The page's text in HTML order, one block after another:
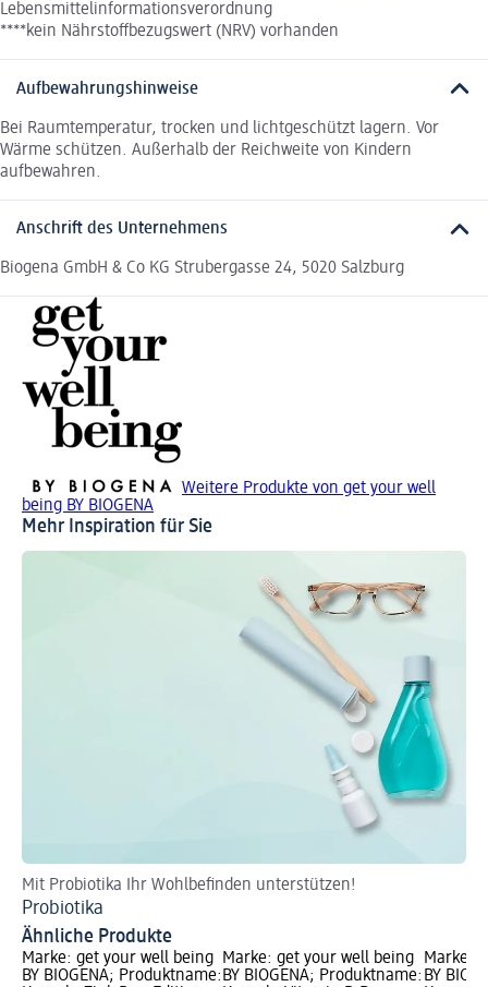
Lebensmittelinformationsverordnung
****kein Nährstoffbezugswert (NRV) vorhanden
Aufbewahrungshinweise
Bei Raumtemperatur, trocken und lichtgeschützt lagern. Vor
Wärme schützen. Außerhalb der Reichweite von Kindern
aufbewahren.
Anschrift des Unternehmens
Biogena GmbH & Co KG Strubergasse 24, 5020 Salzburg
Weitere Produkte von get your well
being BY BIOGENA
Mehr Inspiration für Sie
Mit Probiotika Ihr Wohlbefinden unterstützen!
Probiotika
Ähnliche Produkte
Marke: get your well being
BY BIOGENA; Produktname:
Marke: get your well being
BY BIOGENA; Produktname:
Marke:
BY